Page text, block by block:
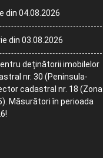
din 04.08.2026
din 03.08.2026
deținătorii imobilelor
nr. 30 (Peninsula-
cadastral nr. 18 (Zona
Măsurători în perioada